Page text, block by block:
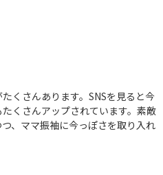
くさんあります。SNSを見ると今
くさんアップされています。素敵
、ママ振袖に今っぽさを取り入れ